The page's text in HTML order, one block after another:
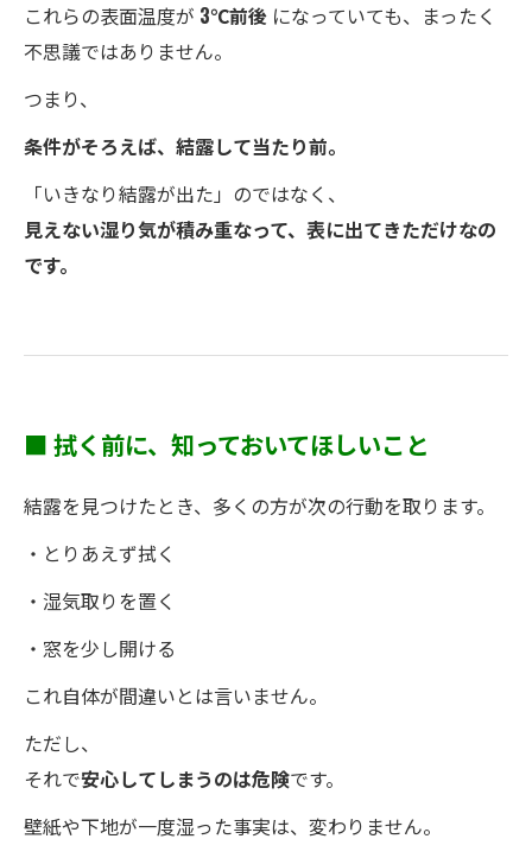
これらの表面温度が 3℃前後 になっていても、まったく
不思議ではありません。
つまり、
条件がそろえば、結露して当たり前。
「いきなり結露が出た」のではなく、
見えない湿り気が積み重なって、表に出てきただけなの
です。
■ 拭く前に、知っておいてほしいこと
結露を見つけたとき、多くの方が次の行動を取ります。
・とりあえず拭く
・湿気取りを置く
・窓を少し開ける
これ自体が間違いとは言いません。
ただし、
それで安心してしまうのは危険です。
壁紙や下地が一度湿った事実は、変わりません。